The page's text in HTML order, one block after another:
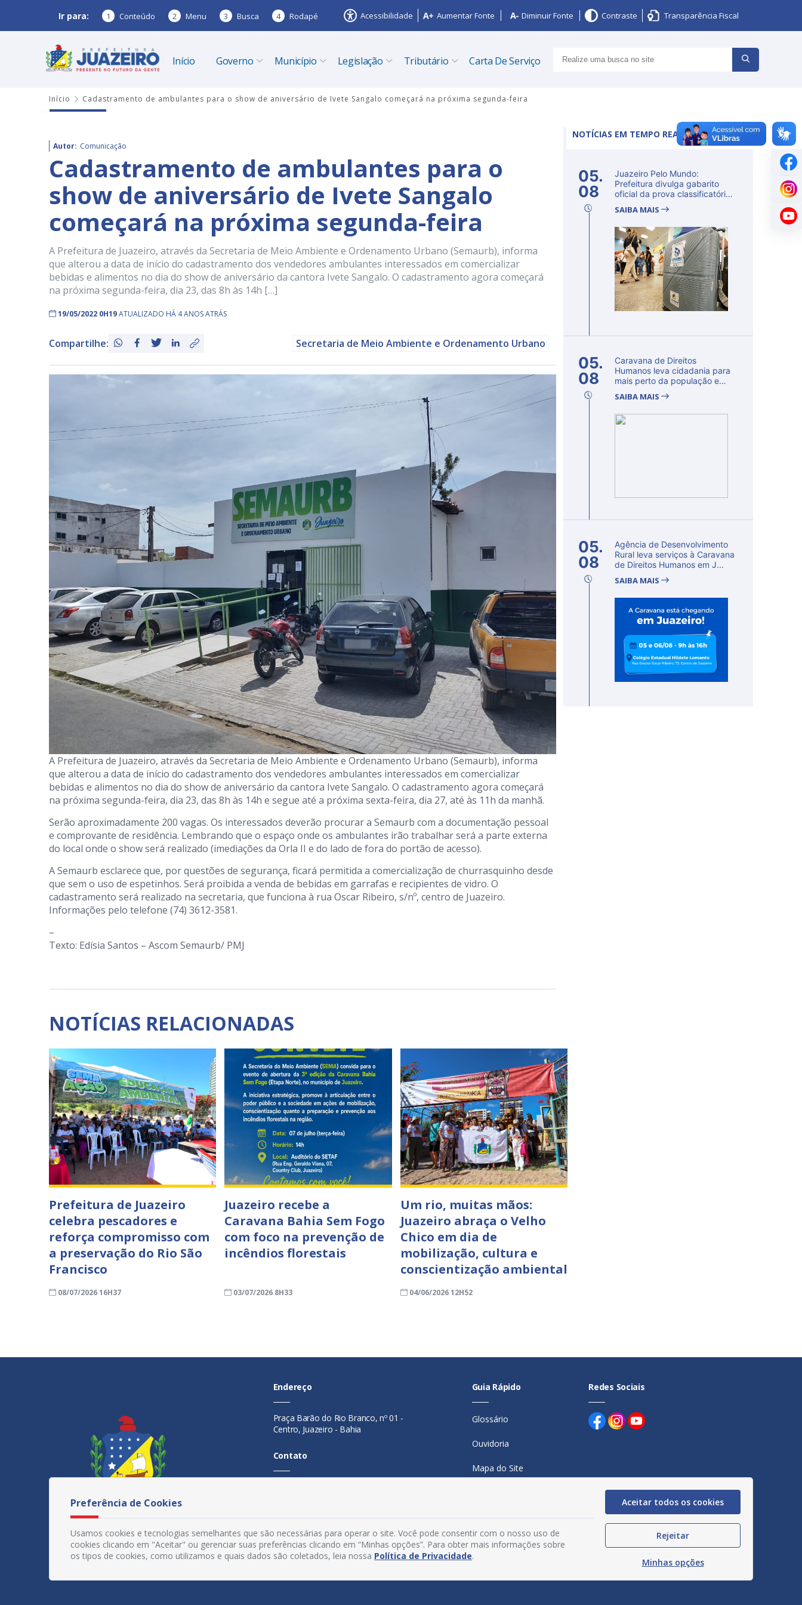
Ir para: 1 Conteúdo 2 Menu 3 Busca 4 Rodapé Acessibilidade Aumentar Fonte Diminuir Fonte Contraste Transparência Fiscal
Início Governo Município Legislação Tributário Carta De Serviço
Início Cadastramento de ambulantes para o show de aniversário de Ivete Sangalo começará na próxima segunda-feira
Autor: Comunicação
Cadastramento de ambulantes para o
show de aniversário de Ivete Sangalo
começará na próxima segunda-feira
A Prefeitura de Juazeiro, através da Secretaria de Meio Ambiente e Ordenamento Urbano (Semaurb), informa
que alterou a data de início do cadastramento dos vendedores ambulantes interessados em comercializar
bebidas e alimentos no dia do show de aniversário da cantora Ivete Sangalo. O cadastramento agora começará
na próxima segunda-feira, dia 23, das 8h às 14h […]
19/05/2022 0H19ATUALIZADO HÁ 4 ANOS ATRÁS
Compartilhe: Secretaria de Meio Ambiente e Ordenamento Urbano
A Prefeitura de Juazeiro, através da Secretaria de Meio Ambiente e Ordenamento Urbano (Semaurb), informa
que alterou a data de início do cadastramento dos vendedores ambulantes interessados em comercializar
bebidas e alimentos no dia do show de aniversário da cantora Ivete Sangalo. O cadastramento agora começará
na próxima segunda-feira, dia 23, das 8h às 14h e segue até a próxima sexta-feira, dia 27, até às 11h da manhã.
Serão aproximadamente 200 vagas. Os interessados deverão procurar a Semaurb com a documentação pessoal
e comprovante de residência. Lembrando que o espaço onde os ambulantes irão trabalhar será a parte externa
do local onde o show será realizado (imediações da Orla II e do lado de fora do portão de acesso).
A Semaurb esclarece que, por questões de segurança, ficará permitida a comercialização de churrasquinho desde
que sem o uso de espetinhos. Será proibida a venda de bebidas em garrafas e recipientes de vidro. O
cadastramento será realizado na secretaria, que funciona à rua Oscar Ribeiro, s/nº, centro de Juazeiro.
Informações pelo telefone (74) 3612-3581.
–
Texto: Edísia Santos – Ascom Semaurb/ PMJ
NOTÍCIAS RELACIONADAS
Prefeitura de Juazeiro
celebra pescadores e
reforça compromisso com
a preservação do Rio São
Francisco
08/07/2026 16H37
Juazeiro recebe a
Caravana Bahia Sem Fogo
com foco na prevenção de
incêndios florestais
03/07/2026 8H33
Um rio, muitas mãos:
Juazeiro abraça o Velho
Chico em dia de
mobilização, cultura e
conscientização ambiental
04/06/2026 12H52
NOTÍCIAS EM TEMPO REAL
05.
08
Juazeiro Pelo Mundo:
Prefeitura divulga gabarito
oficial da prova classificatória
SAIBA MAIS
05.
08
Caravana de Direitos
Humanos leva cidadania para
mais perto da população e
SAIBA MAIS
05.
08
Agência de Desenvolvimento
Rural leva serviços à Caravana
de Direitos Humanos em J...
SAIBA MAIS
Endereço
Praça Barão do Rio Branco, nº 01 -
Centro, Juazeiro - Bahia
Contato
Segunda a sexta-feira, das 08h às
Guia Rápido
Glossário
Ouvidoria
Mapa do Site
Manual de Navegação
Política de Privacidade
Redes Sociais
Preferência de Cookies
Usamos cookies e tecnologias semelhantes que são necessárias para operar o site. Você pode consentir com o nosso uso de
cookies clicando em "Aceitar" ou gerenciar suas preferências clicando em “Minhas opções”. Para obter mais informações sobre
os tipos de cookies, como utilizamos e quais dados são coletados, leia nossa Política de Privacidade.
Aceitar todos os cookies
Rejeitar
Minhas opções